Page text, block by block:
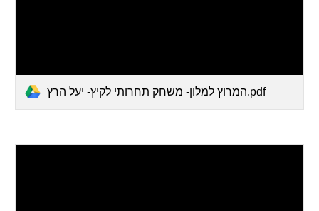
המרוץ למלון- משחק תחרותי לקיץ- יעל הרץ.pdf